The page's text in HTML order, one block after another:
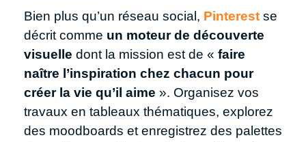
Bien plus qu’un réseau social, Pinterest se
décrit comme un moteur de découverte
visuelle dont la mission est de « faire
naître l’inspiration chez chacun pour
créer la vie qu’il aime ». Organisez vos
travaux en tableaux thématiques, explorez
des moodboards et enregistrez des palettes